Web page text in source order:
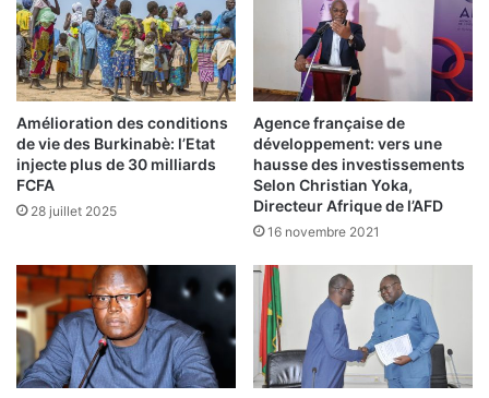
o
s
t
e
r
’
a
g
c
u
l
t
u
r
x
t
e
d
e
s
d
é
s
c
o
r
d
s
Amélioration des conditions
de vie des Burkinabè: l’Etat
injecte plus de 30 milliards
FCFA
28 juillet 2025
Agence française de
développement: vers une
hausse des investissements
Selon Christian Yoka,
Directeur Afrique de l’AFD
16 novembre 2021